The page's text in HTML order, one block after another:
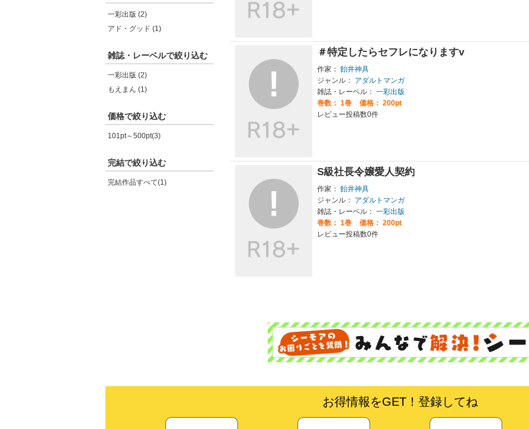
一彩出版 (2)
アド・グッド (1)
雑誌・レーベルで絞り込む
一彩出版 (2)
もえまん (1)
価格で絞り込む
101pt～500pt(3)
完結で絞り込む
完結作品すべて(1)
＃特定したらセフレになりますv
作家： 飴井神具
ジャンル：
アダルトマンガ
雑誌・レーベル： 一彩出版
巻数： 1巻
価格： 200pt
レビュー投稿数0件
S級社長令嬢愛人契約
作家： 飴井神具
ジャンル：
アダルトマンガ
雑誌・レーベル： 一彩出版
巻数： 1巻
価格： 200pt
レビュー投稿数0件
お得情報をGET！登録してね